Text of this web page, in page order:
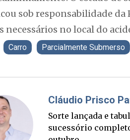
sob responsabilidade da
necessários no local do
Carro Parcialmente Submerso
Fabiano
Ponte Anita
palanque eleitoral